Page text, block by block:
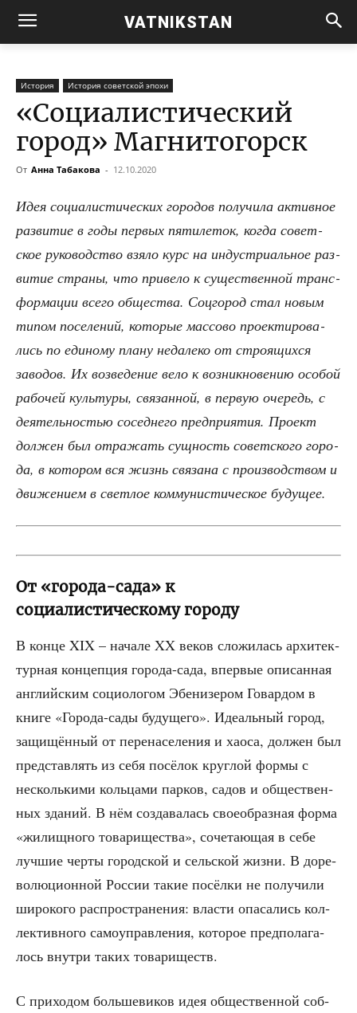
VATNIKSTAN
История История советской эпохи
«Социалистический
город» Магнитогорск
От Анна Табакова - 12.10.2020
Идея соци­а­ли­сти­че­ских горо­дов полу­чи­ла актив­ное
раз­ви­тие в годы пер­вых пяти­ле­ток, когда совет­
ское руко­вод­ство взя­ло курс на инду­стри­аль­ное раз­
ви­тие стра­ны, что при­ве­ло к суще­ствен­ной транс­
фор­ма­ции все­го обще­ства. Соц­го­род стал новым
типом посе­ле­ний, кото­рые мас­со­во про­ек­ти­ро­ва­
лись по еди­но­му пла­ну неда­ле­ко от стро­я­щих­ся
заво­дов. Их воз­ве­де­ние вело к воз­ник­но­ве­нию осо­бой
рабо­чей куль­ту­ры, свя­зан­ной, в первую оче­редь, с
дея­тель­но­стью сосед­не­го пред­при­я­тия. Про­ект
дол­жен был отра­жать сущ­ность совет­ско­го горо­
да, в кото­ром вся жизнь свя­за­на с про­из­вод­ством и
дви­же­ни­ем в свет­лое ком­му­ни­сти­че­ское будущее.
От «города-сада» к
социалистическому городу
В кон­це XIX – нача­ле XX веков сло­жи­лась архи­тек­
тур­ная кон­цеп­ция горо­да-сада, впер­вые опи­сан­ная
англий­ским социо­ло­гом Эбе­ни­зе­ром Говар­дом в
кни­ге «Горо­да-сады буду­ще­го». Иде­аль­ный город,
защи­щён­ный от пере­на­се­ле­ния и хао­са, дол­жен был
пред­став­лять из себя посё­лок круг­лой фор­мы с
несколь­ки­ми коль­ца­ми пар­ков, садов и обще­ствен­
ных зда­ний. В нём созда­ва­лась свое­об­раз­ная фор­ма
«жилищ­но­го това­ри­ще­ства», соче­та­ю­щая в себе
луч­шие чер­ты город­ской и сель­ской жиз­ни. В доре­
во­лю­ци­он­ной Рос­сии такие посёл­ки не полу­чи­ли
широ­ко­го рас­про­стра­не­ния: вла­сти опа­са­лись кол­
лек­тив­но­го само­управ­ле­ния, кото­рое пред­по­ла­га­
лось внут­ри таких товариществ.
С при­хо­дом боль­ше­ви­ков идея обще­ствен­ной соб­